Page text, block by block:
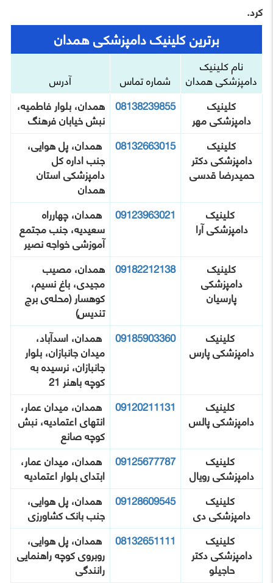
کرد.
برترین کلینیک دامپزشکی همدان
نام کلینیک
دامپزشکی همدان شماره تماس
آدرس
کلینیک
دامپزشکی مهر
08138239855 همدان، بلوار فاطمیه،
نبش خیابان فرهنگ
کلینیک
دامپزشکی دکتر
حمیدرضا قدسی
08132663015 همدان، پل هوایی،
جنب اداره کل
دامپزشکی استان
همدان
کلینیک
دامپزشکی آرا
09123963021 همدان، چهارراه
سعیدیه، جنب مجتمع
آموزشی خواجه نصیر
کلینیک
دامپزشکی
پارسیان
09182212138 همدان، مصیب
مجیدی، باغ نسیم،
کوهسار (محله‌ی برج
تندیس)
کلینیک
دامپزشکی پارس
09185903360 همدان، اسدآباد،
میدان جانبازان، بلوار
جانبازان، نرسیده به
کوچه باهنر 21
کلینیک
دامپزشکی پالس
09120211131 همدان، میدان عمار،
انتهای اعتمادیه، نبش
کوچه صانع
کلینیک
دامپزشکی رویال
09125677787 همدان، میدان عمار،
ابتدای بلوار اعتمادیه
کلینیک
دامپزشکی دی
09128609545 همدان، پل هوایی،
جنب بانک کشاورزی
کلینیک
دامپزشکی دکتر
حاجیلو
08132651111 همدان، پل هوایی،
روبروی کوچه راهنمایی
رانندگی